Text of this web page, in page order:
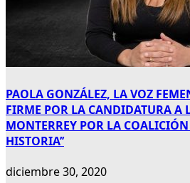
PAOLA GONZÁLEZ, LA VOZ
FIRME POR LA CANDIDATURA A
MONTERREY POR LA COALICIÓN
HISTORIA’’
diciembre 30, 2020